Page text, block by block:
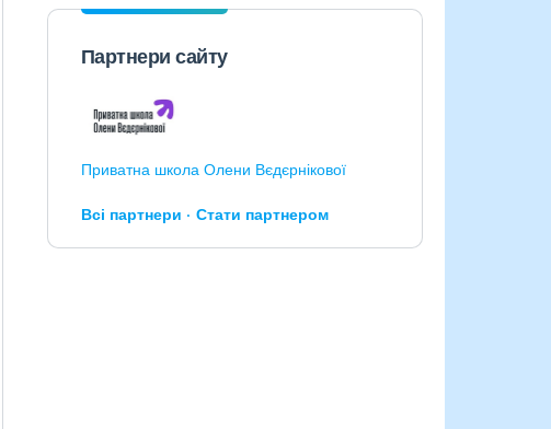
Партнери сайту
Приватна школа Олени Вєдєрнікової
Всі партнери Стати партнером